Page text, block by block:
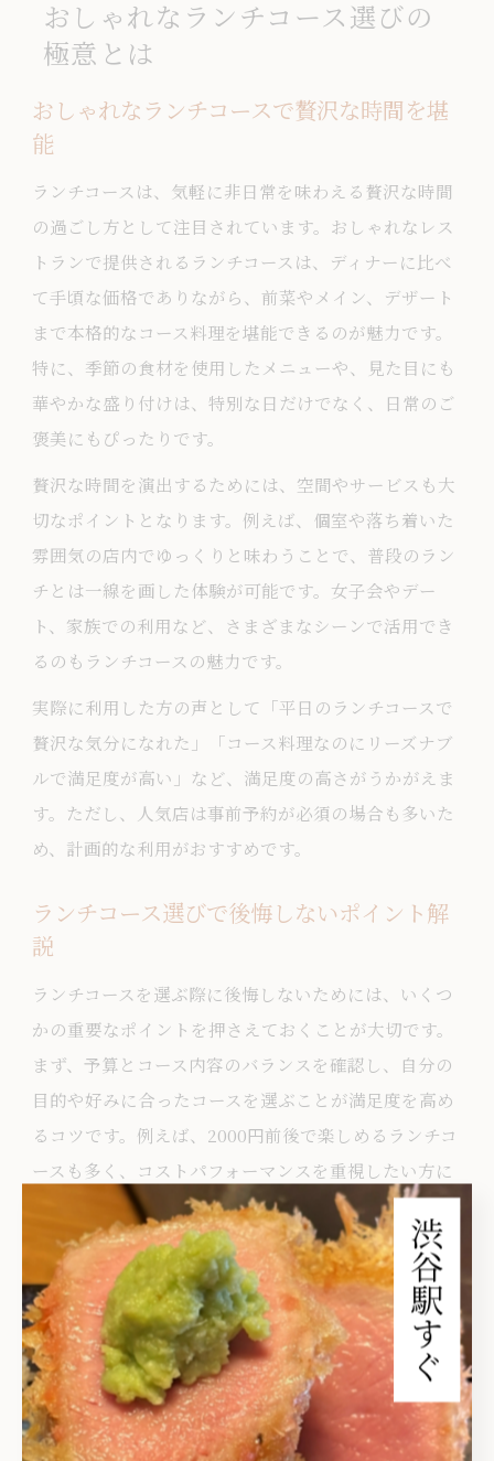
おしゃれなランチコース選びの
極意とは
おしゃれなランチコースで贅沢な時間を堪
能
ランチコースは、気軽に非日常を味わえる贅沢な時間
の過ごし方として注目されています。おしゃれなレス
トランで提供されるランチコースは、ディナーに比べ
て手頃な価格でありながら、前菜やメイン、デザート
まで本格的なコース料理を堪能できるのが魅力です。
特に、季節の食材を使用したメニューや、見た目にも
華やかな盛り付けは、特別な日だけでなく、日常のご
褒美にもぴったりです。
贅沢な時間を演出するためには、空間やサービスも大
切なポイントとなります。例えば、個室や落ち着いた
雰囲気の店内でゆっくりと味わうことで、普段のラン
チとは一線を画した体験が可能です。女子会やデー
ト、家族での利用など、さまざまなシーンで活用でき
るのもランチコースの魅力です。
実際に利用した方の声として「平日のランチコースで
贅沢な気分になれた」「コース料理なのにリーズナブ
ルで満足度が高い」など、満足度の高さがうかがえま
す。ただし、人気店は事前予約が必須の場合も多いた
め、計画的な利用がおすすめです。
ランチコース選びで後悔しないポイント解
説
ランチコースを選ぶ際に後悔しないためには、いくつ
かの重要なポイントを押さえておくことが大切です。
まず、予算とコース内容のバランスを確認し、自分の
目的や好みに合ったコースを選ぶことが満足度を高め
るコツです。例えば、2000円前後で楽しめるランチコ
ースも多く、コストパフォーマンスを重視したい方に
おすすめです。
また、和食やイタリアン、フレンチ、焼肉などジャン
ルの違いによる特色にも注目しましょう。季節限定メ
ニューや、デザート・ドリンクがセットになっている
かも重要なチェックポイントです。特に都内や東京の
ランチコースは、店舗ごとに個性があり、口コミやラ
ンキングを参考に選ぶと失敗が少なくなります。